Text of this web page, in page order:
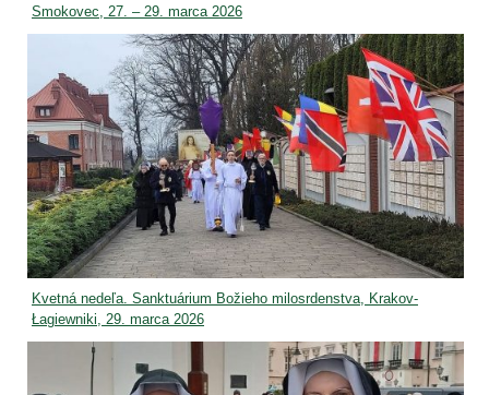
Smokovec, 27. – 29. marca 2026
Kvetná nedeľa. Sanktuárium Božieho milosrdenstva, Krakov-
Łagiewniki, 29. marca 2026